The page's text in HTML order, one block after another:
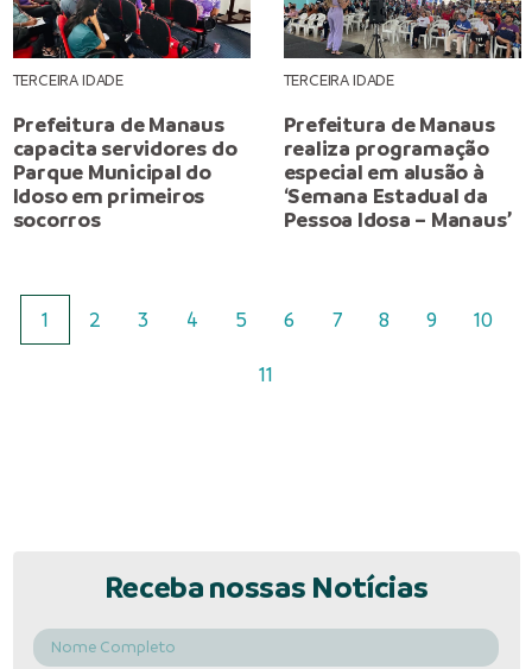
TERCEIRA IDADE
Prefeitura de Manaus
capacita servidores do
Parque Municipal do
Idoso em primeiros
socorros
TERCEIRA IDADE
Prefeitura de Manaus
realiza programação
especial em alusão à
‘Semana Estadual da
Pessoa Idosa – Manaus’
1 2 3 4 5 6 7 8 9 10
11
Receba nossas Notícias